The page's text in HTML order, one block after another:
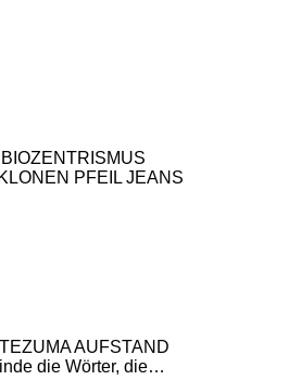
PFEIL JEANS
AUFSTAND
die Wörter, die…